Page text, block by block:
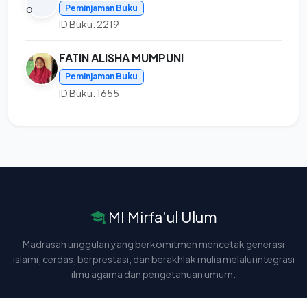
Peminjaman Buku
ID Buku: 2219
FATIN ALISHA MUMPUNI
Peminjaman Buku
ID Buku: 1655
MI Mirfa'ul Ulum
Madrasah unggulan yang berkomitmen mencetak generasi
islami, cerdas, berprestasi, dan berakhlak mulia melalui integrasi
ilmu agama dan pengetahuan umum.